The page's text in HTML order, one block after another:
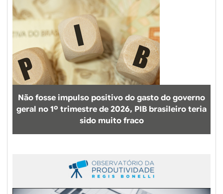
Não fosse impulso positivo do gasto do governo
geral no 1º trimestre de 2026, PIB brasileiro teria
sido muito fraco